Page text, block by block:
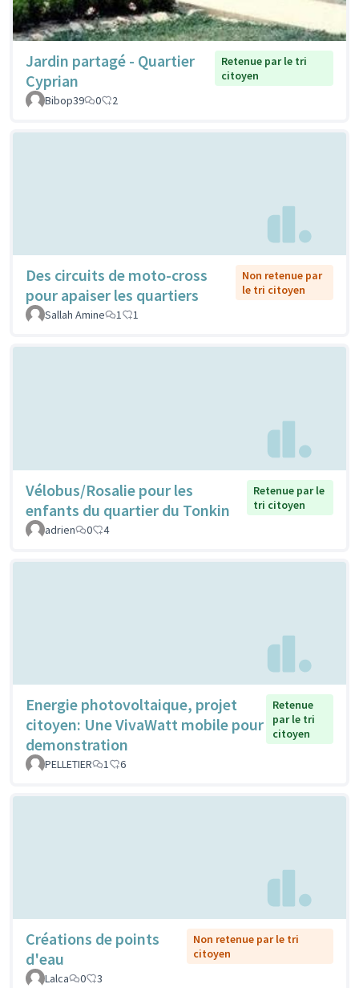
Jardin partagé - Quartier
Cyprian
Retenue par le tri
citoyen
Bibop39
0 2
Des circuits de moto-cross
pour apaiser les quartiers
Non retenue par
le tri citoyen
Sallah Amine
1 1
Vélobus/Rosalie pour les
enfants du quartier du Tonkin
Retenue par le
tri citoyen
adrien
0 4
Energie photovoltaique, projet
citoyen: Une VivaWatt mobile pour
demonstration
Retenue
par le tri
citoyen
PELLETIER 1 6
Créations de points
d'eau
Non retenue par le tri
citoyen
Lalca
0 3